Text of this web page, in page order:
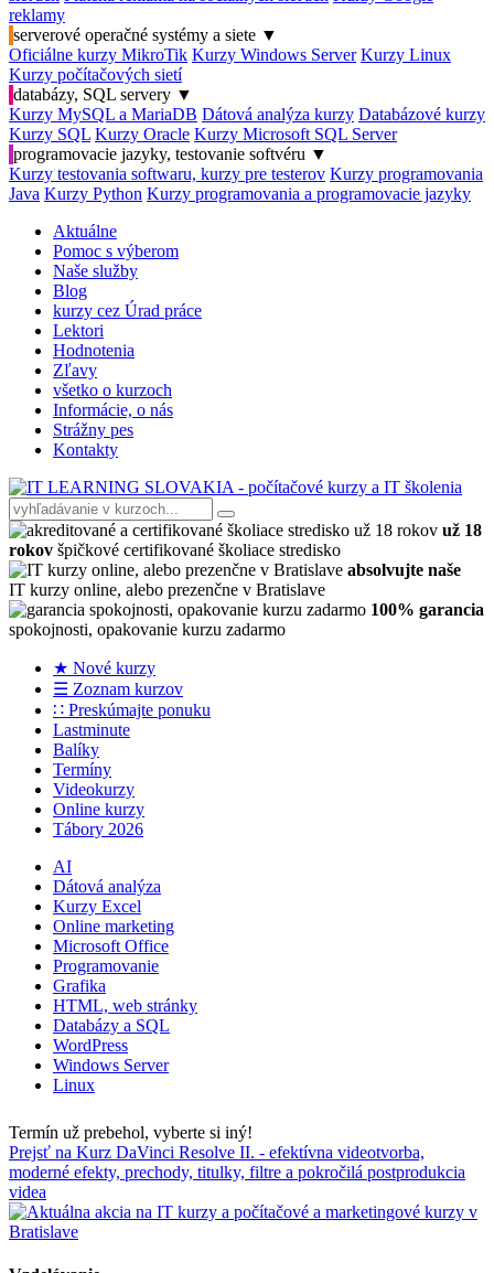
reklamy
serverové operačné systémy a siete ▼
Oficiálne kurzy MikroTik Kurzy Windows Server Kurzy Linux
Kurzy počítačových sietí
databázy, SQL servery ▼
Kurzy MySQL a MariaDB Dátová analýza kurzy Databázové kurzy
Kurzy SQL Kurzy Oracle Kurzy Microsoft SQL Server
programovacie jazyky, testovanie softvéru ▼
Kurzy testovania softwaru, kurzy pre testerov Kurzy programovania
Java Kurzy Python Kurzy programovania a programovacie jazyky
Aktuálne
Pomoc s výberom
Naše služby
Blog
kurzy cez Úrad práce
Lektori
Hodnotenia
Zľavy
všetko o kurzoch
Informácie, o nás
Strážny pes
Kontakty
už 18
rokov špičkové certifikované školiace stredisko
absolvujte naše
IT kurzy online, alebo prezenčne v Bratislave
100% garancia
spokojnosti, opakovanie kurzu zadarmo
★ Nové kurzy
☰ Zoznam kurzov
∷ Preskúmajte ponuku
Lastminute
Balíky
Termíny
Videokurzy
Online kurzy
Tábory 2026
AI
Dátová analýza
Kurzy Excel
Online marketing
Microsoft Office
Programovanie
Grafika
HTML, web stránky
Databázy a SQL
WordPress
Windows Server
Linux
Termín už prebehol, vyberte si iný!
Prejsť na Kurz DaVinci Resolve II. - efektívna videotvorba,
moderné efekty, prechody, titulky, filtre a pokročilá postprodukcia
videa